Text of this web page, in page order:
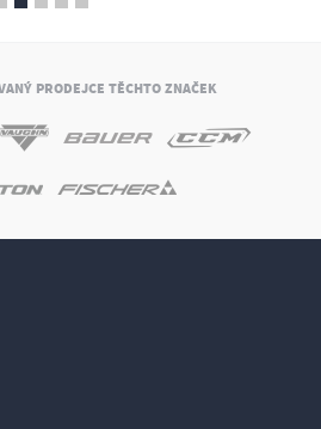
PRODEJCE TĚCHTO ZNAČEK